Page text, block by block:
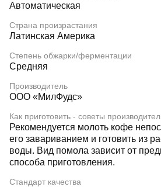
Автоматическая
Страна произрастания
Латинская Америка
Степень обжарки/ферментации
Средняя
Производитель
ООО «МилФудс»
Как приготовить - советы
Рекомендуется молоть кофе
его завариванием и готовить из
воды. Вид помола зависит от
способа приготовления.
Стандарт качества